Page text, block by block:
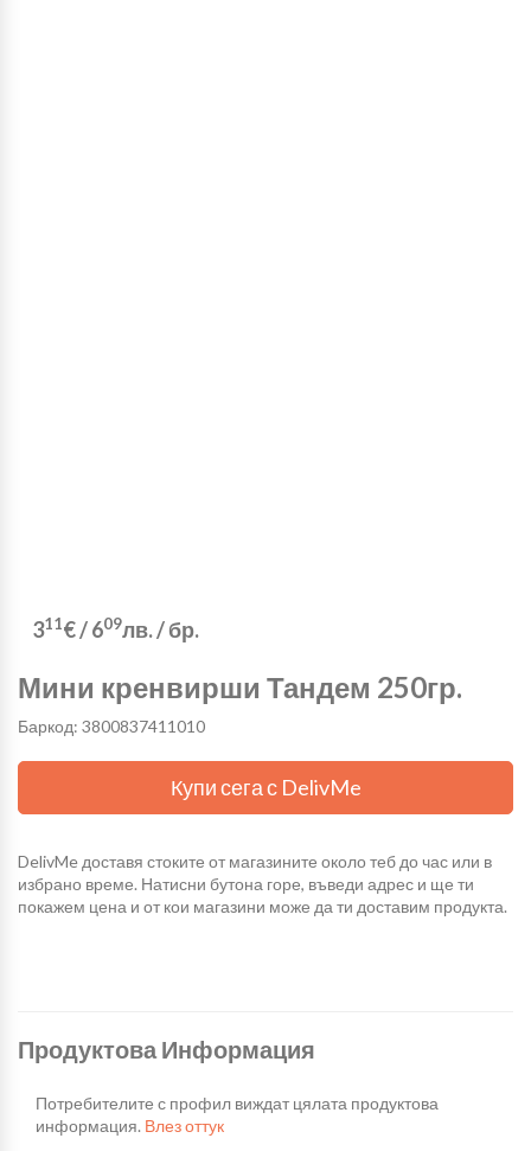
311€/609лв./ бр.
Мини кренвирши Тандем 250гр.
Баркод: 3800837411010
Купи сега с DelivMe
DelivMe доставя стоките от магазините около теб до час или в
избрано време. Натисни бутона горе, въведи адрес и ще ти
покажем цена и от кои магазини може да ти доставим продукта.
Продуктова Информация
Потребителите с профил виждат цялата продуктова
информация. Влез оттук